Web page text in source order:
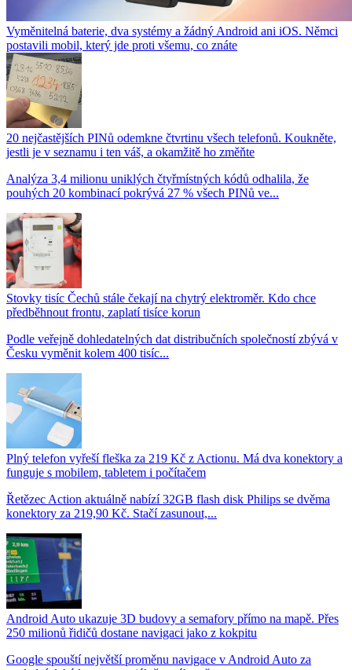
Vyměnitelná baterie, dva systémy a žádný Android ani iOS. Němci
postavili mobil, který jde proti všemu, co znáte
20 nejčastějších PINů odemkne čtvrtinu všech telefonů. Koukněte,
jestli je v seznamu i ten váš, a okamžitě ho změňte
Analýza 3,4 milionu uniklých čtyřmístných kódů odhalila, že
pouhých 20 kombinací pokrývá 27 % všech PINů ve...
Stovky tisíc Čechů stále čekají na chytrý elektroměr. Kdo chce
předběhnout frontu, zaplatí tisíce korun
Podle veřejně dohledatelných dat distribučních společností zbývá v
Česku vyměnit kolem 400 tisíc...
Plný telefon vyřeší fleška za 219 Kč z Actionu. Má dva konektory a
funguje s mobilem, tabletem i počítačem
Řetězec Action aktuálně nabízí 32GB flash disk Philips se dvěma
konektory za 219,90 Kč. Stačí zasunout,...
Android Auto ukazuje 3D budovy a semafory přímo na mapě. Přes
250 milionů řidičů dostane navigaci jako z kokpitu
Google spouští největší proměnu navigace v Android Auto za